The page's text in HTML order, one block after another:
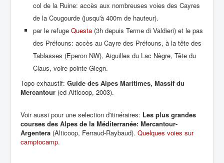
col de la Ruine: accès aux nombreuses voies des Cayres
de la Cougourde (jusqu'à 400m de hauteur).
par le refuge Questa (3h depuis Terme di Valdieri) et le pas
des Préfouns: accès au Cayre des Préfouns, à la tête des
Tablasses (Eperon NW), Aiguilles du Lac Nègre, Tête du
Claus, voire pointe Giegn.
Topo exhaustif: Guide des Alpes Maritimes, Massif du
Mercantour (ed Alticoop, 2003).
Voir aussi pour une selection d'itinéraires: Les plus grandes
courses des Alpes de la Méditerranée: Mercantour-
Argentera (Alticoop, Ferraud-Raybaud). Quelques voies sur
camptocamp.